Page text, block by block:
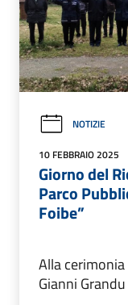
NOTIZIE
10 FEBBRAIO 2025
Giorno del
Parco
Foibe”
Alla
Gianni